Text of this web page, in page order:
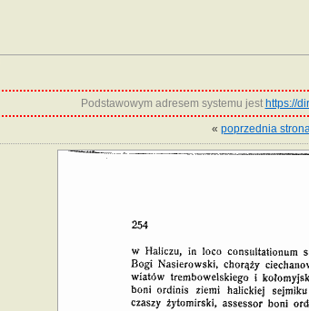
Podstawowym adresem systemu jest https://
«poprzednia